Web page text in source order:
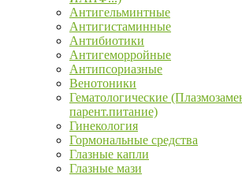
Антигельминтные
Антигистаминные
Антибиотики
Антигеморройные
Антипсориазные
Венотоники
Гематологические
парент.питание)
Гинекология
Гормональные средства
Глазные капли
Глазные мази